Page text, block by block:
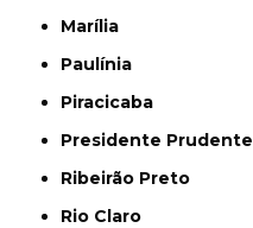
Marília
Paulínia
Piracicaba
Presidente Prudente
Ribeirão Preto
Rio Claro